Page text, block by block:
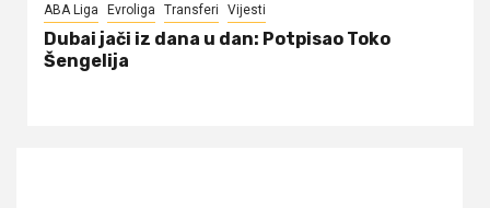
ABA Liga Evroliga Transferi Vijesti
Dubai jači iz dana u dan: Potpisao Toko
Šengelija